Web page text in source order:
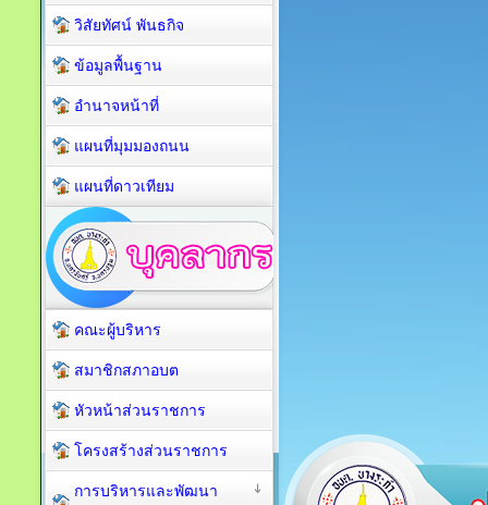
วิสัยทัศน์ พันธกิจ
ข้อมูลพื้นฐาน
อำนาจหน้าที่
แผนที่มุมมองถนน
แผนที่ดาวเทียม
คณะผู้บริหาร
สมาชิกสภาอบต
หัวหน้าส่วนราชการ
โครงสร้างส่วนราชการ
การบริหารและพัฒนา